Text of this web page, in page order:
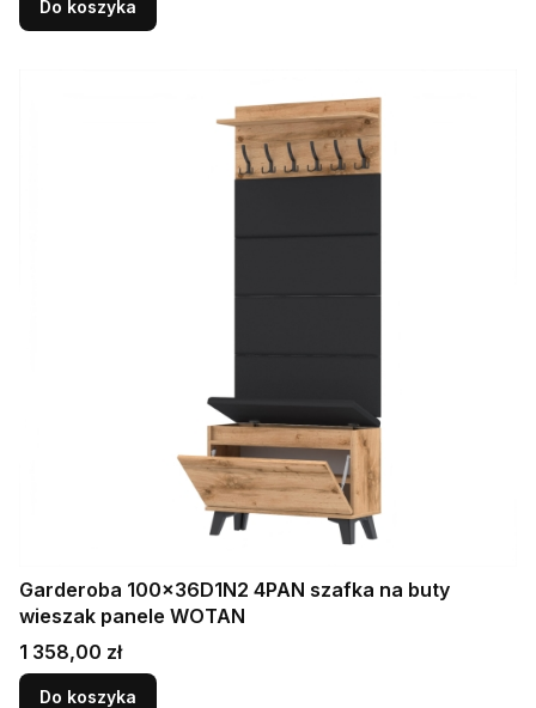
Do koszyka
Garderoba 100x36D1N2 4PAN szafka na buty
wieszak panele WOTAN
Cena
1 358,00 zł
Do koszyka